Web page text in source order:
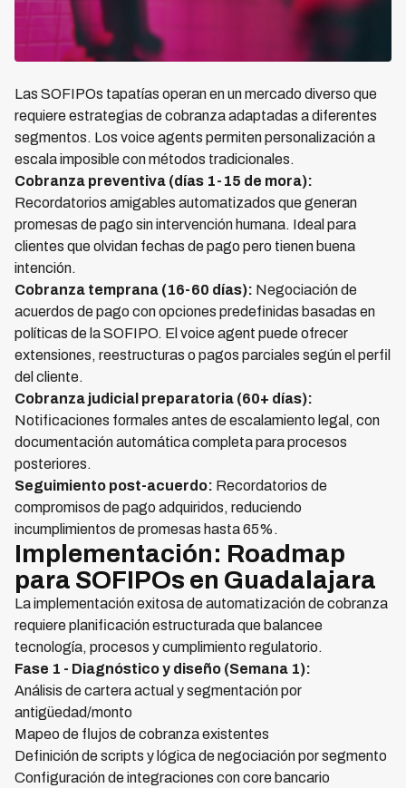
Las SOFIPOs tapatías operan en un mercado diverso que
requiere estrategias de cobranza adaptadas a diferentes
segmentos. Los voice agents permiten personalización a
escala imposible con métodos tradicionales.
Cobranza preventiva (días 1-15 de mora):
Recordatorios amigables automatizados que generan
promesas de pago sin intervención humana. Ideal para
clientes que olvidan fechas de pago pero tienen buena
intención.
Cobranza temprana (16-60 días): Negociación de
acuerdos de pago con opciones predefinidas basadas en
políticas de la SOFIPO. El voice agent puede ofrecer
extensiones, reestructuras o pagos parciales según el perfil
del cliente.
Cobranza judicial preparatoria (60+ días):
Notificaciones formales antes de escalamiento legal, con
documentación automática completa para procesos
posteriores.
Seguimiento post-acuerdo: Recordatorios de
compromisos de pago adquiridos, reduciendo
incumplimientos de promesas hasta 65%.
Implementación: Roadmap
para SOFIPOs en Guadalajara
La implementación exitosa de automatización de cobranza
requiere planificación estructurada que balancee
tecnología, procesos y cumplimiento regulatorio.
Fase 1 - Diagnóstico y diseño (Semana 1):
Análisis de cartera actual y segmentación por
antigüedad/monto
Mapeo de flujos de cobranza existentes
Definición de scripts y lógica de negociación por segmento
Configuración de integraciones con core bancario